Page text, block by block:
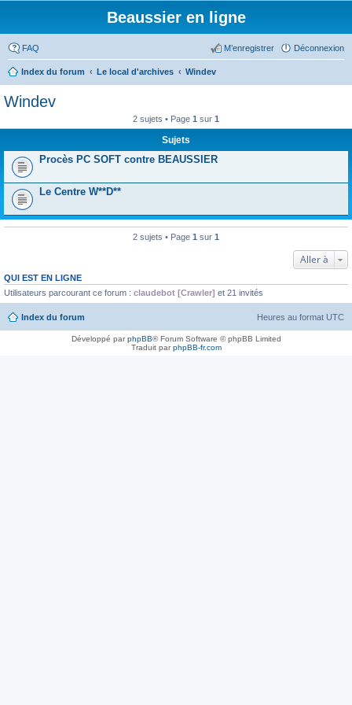
Beaussier en ligne
FAQ Déconnexion
M’enregistrer
Index du forum Le local d'archives Windev
Windev
2 sujets • Page 1 sur 1
Sujets
Procès PC SOFT contre BEAUSSIER
Le Centre W**D**
2 sujets • Page 1 sur 1
Aller à
QUI EST EN LIGNE
Utilisateurs parcourant ce forum : claudebot [Crawler] et 21 invités
Index du forum Heures au format UTC
Développé parphpBB® Forum Software © phpBB Limited
Traduit parphpBB-fr.com